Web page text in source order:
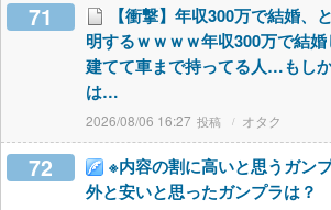
71
【衝撃】年収300万で結婚、
明するｗｗｗｗ年収300万で結
建てて車まで持ってる人…もし
は…
2026/08/06 16:27 オタク
72
※内容の割に高いと思うガン
外と安いと思ったガンプラは？